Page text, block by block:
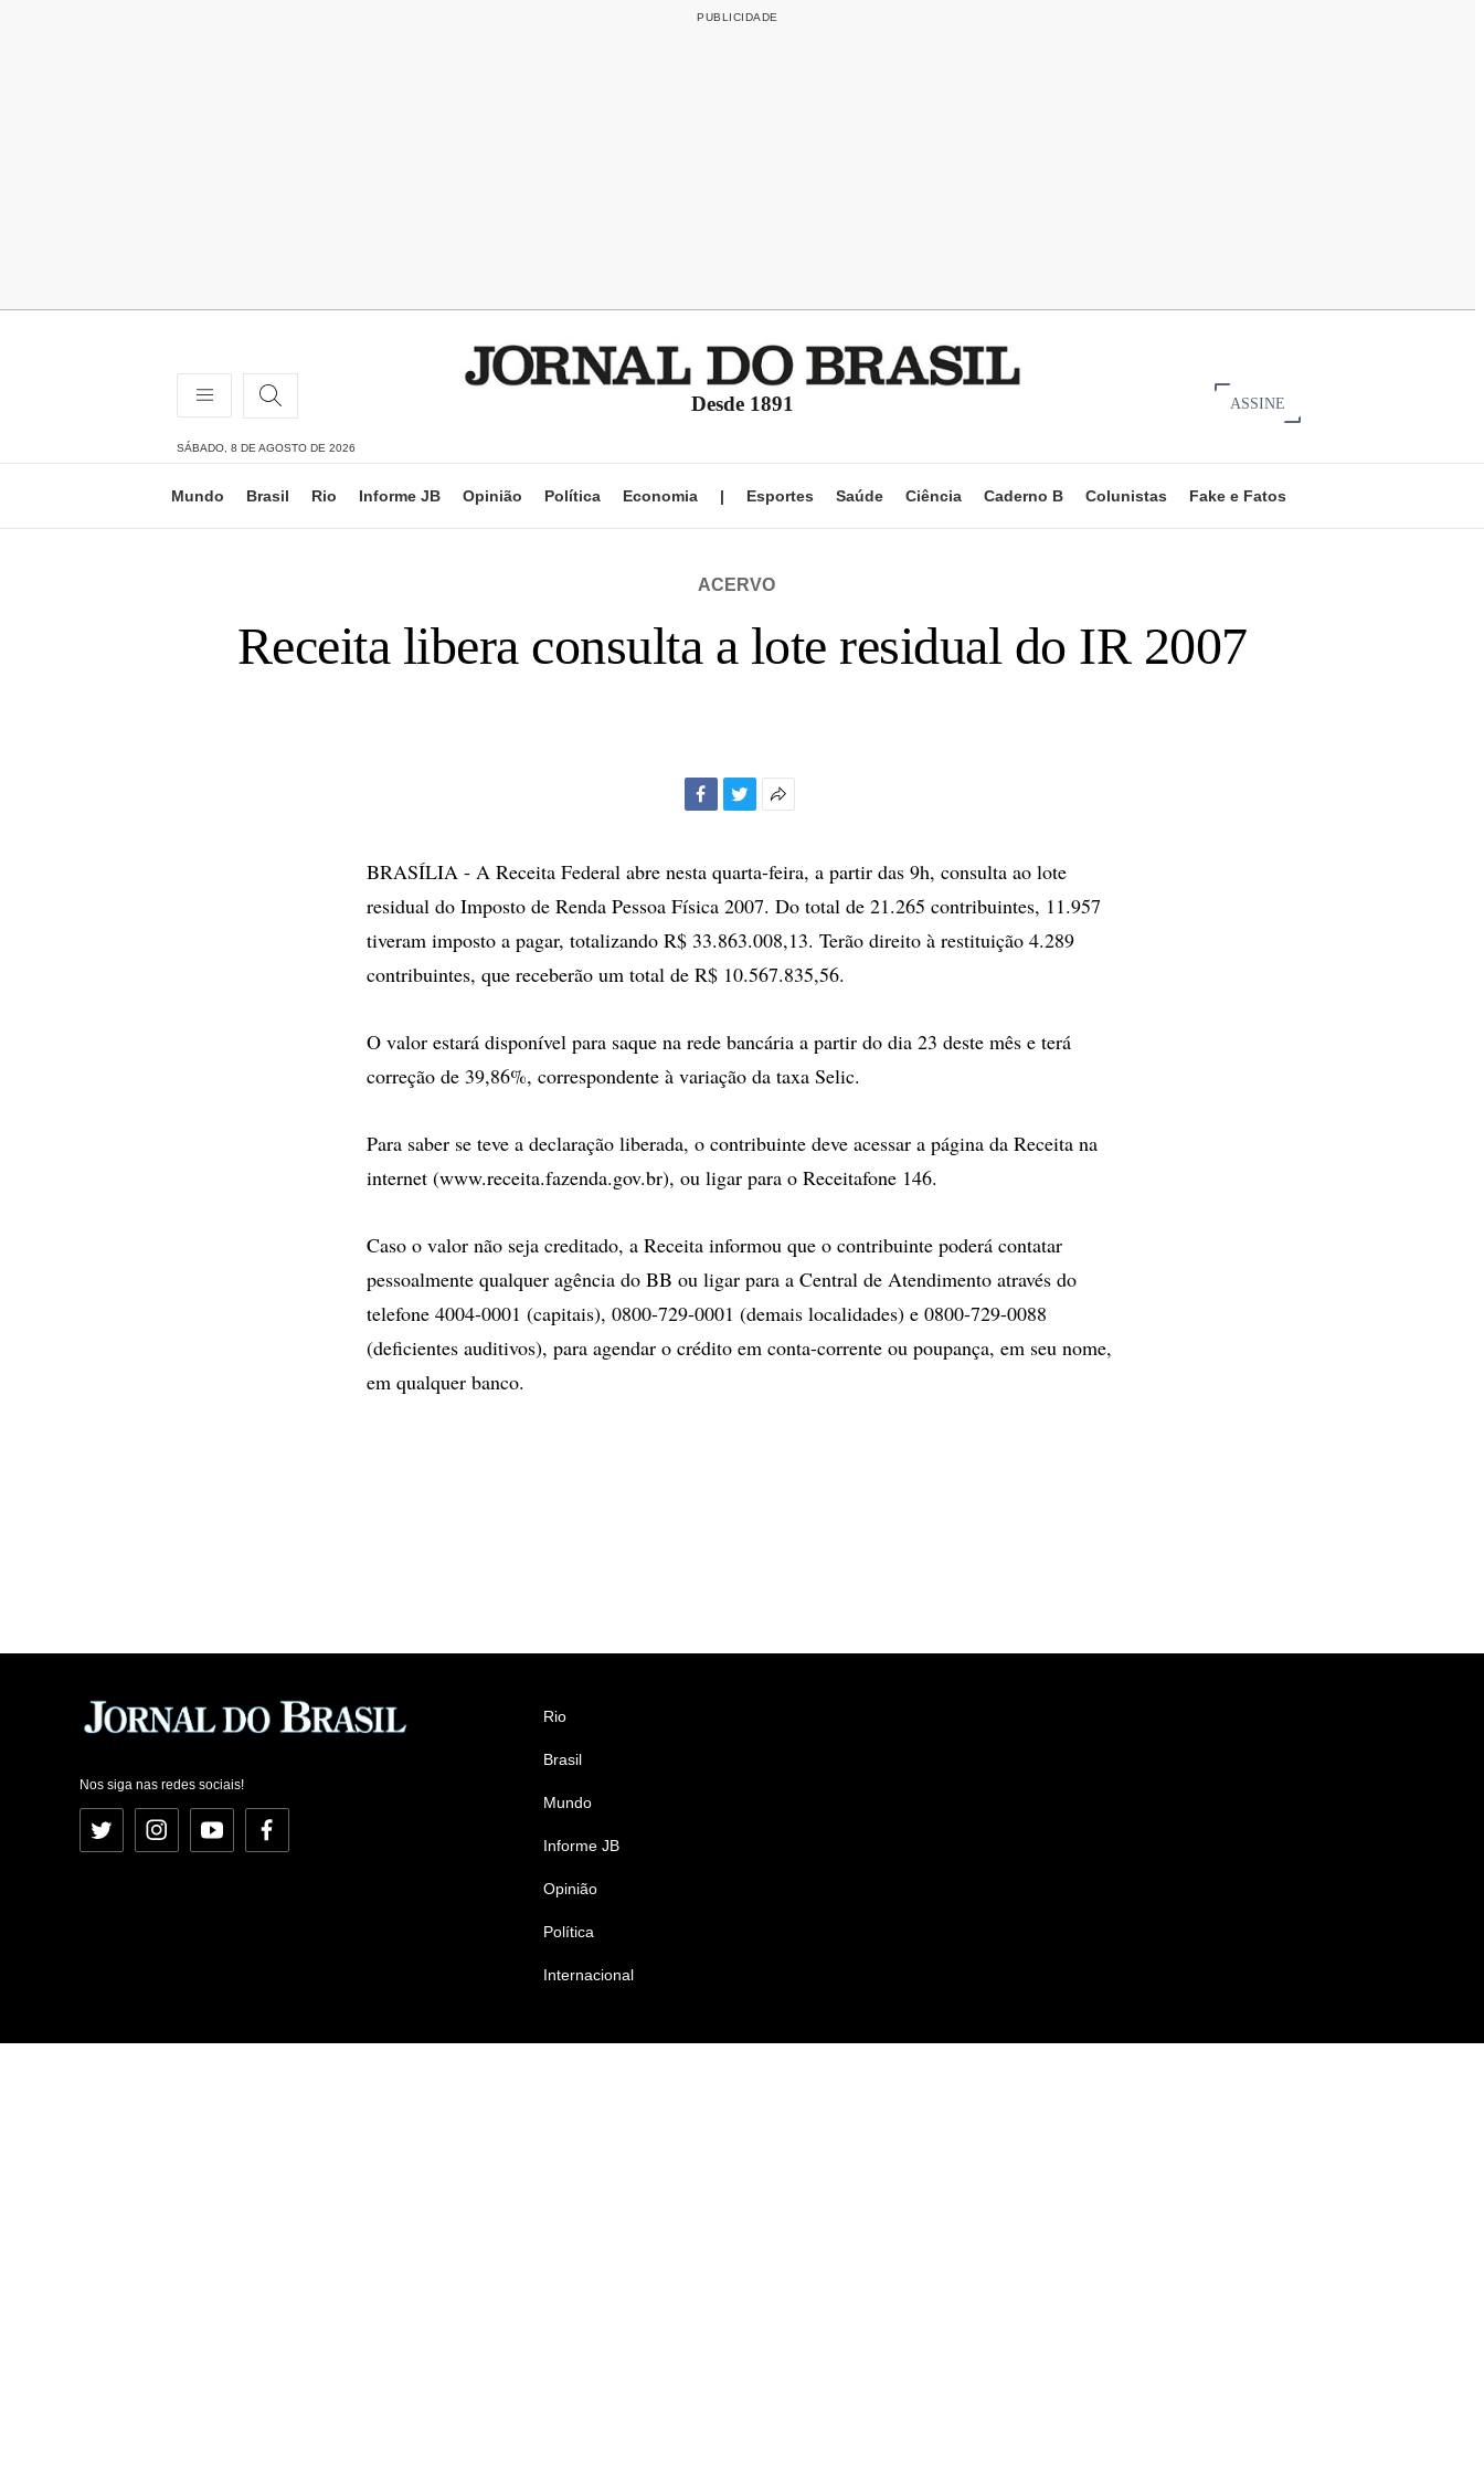
Desde 1891 ASSINE
SÁBADO, 8 DE AGOSTO DE 2026
Mundo Brasil Rio Informe JB Opinião Política Economia | Esportes Saúde Ciência Caderno B Colunistas Fake e Fatos
ACERVO
Receita libera consulta a lote residual do IR 2007
compartilhamento
BRASÍLIA - A Receita Federal abre nesta quarta-feira, a partir das 9h, consulta ao lote
residual do Imposto de Renda Pessoa Física 2007. Do total de 21.265 contribuintes, 11.957
tiveram imposto a pagar, totalizando R$ 33.863.008,13. Terão direito à restituição 4.289
contribuintes, que receberão um total de R$ 10.567.835,56.
O valor estará disponível para saque na rede bancária a partir do dia 23 deste mês e terá
correção de 39,86%, correspondente à variação da taxa Selic.
Para saber se teve a declaração liberada, o contribuinte deve acessar a página da Receita na
internet (www.receita.fazenda.gov.br), ou ligar para o Receitafone 146.
Caso o valor não seja creditado, a Receita informou que o contribuinte poderá contatar
pessoalmente qualquer agência do BB ou ligar para a Central de Atendimento através do
telefone 4004-0001 (capitais), 0800-729-0001 (demais localidades) e 0800-729-0088
(deficientes auditivos), para agendar o crédito em conta-corrente ou poupança, em seu nome,
em qualquer banco.
Nos siga nas redes sociais!
Twitter InstagramYouTubeFacebook
Rio
Brasil
Mundo
Informe JB
Opinião
Política
Internacional